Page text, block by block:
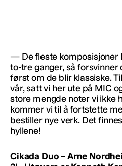
— De fleste komposisjoner
to-tre ganger, så
først om de blir klassiske.
vår, satt vi her ute på MIC
store mengde noter vi ikke
kommer vi til å fortstette
bestiller nye verk. Det
hyllene!
Cikada Duo – Arne